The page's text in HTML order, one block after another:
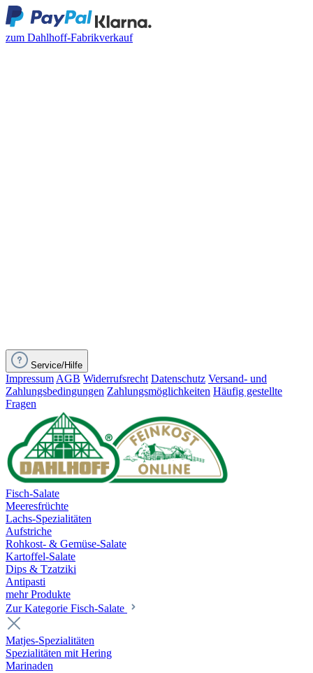
zum Dahlhoff-Fabrikverkauf
Service/Hilfe
Impressum AGB Widerrufsrecht Datenschutz Versand- und
Zahlungsbedingungen Zahlungsmöglichkeiten Häufig gestellte
Fragen
Fisch-Salate
Meeresfrüchte
Lachs-Spezialitäten
Aufstriche
Rohkost- & Gemüse-Salate
Kartoffel-Salate
Dips & Tzatziki
Antipasti
mehr Produkte
Zur Kategorie Fisch-Salate
Matjes-Spezialitäten
Spezialitäten mit Hering
Marinaden